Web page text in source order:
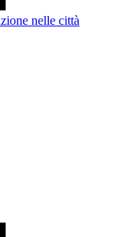
nelle città